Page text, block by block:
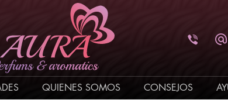
QUIENES SOMOS CONSEJOS